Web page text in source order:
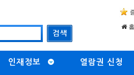
인재정보 열람권 신청